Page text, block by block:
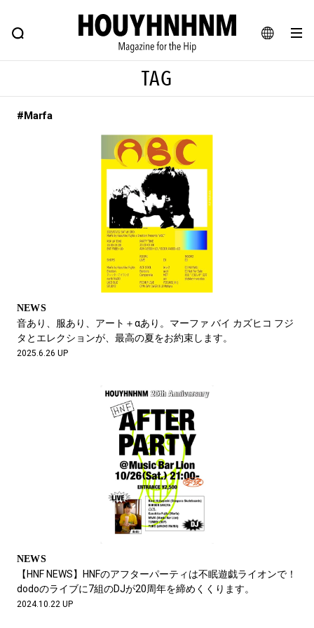
JA
FEATURE BLOG SNAP
ヒップなファッション、カルチャー、ライフスタイルWEBマガジン
#SHOPPING ADDICT #憧れの逸品
#古着サミット
#NEW VINTAGE #マイナーグッド図鑑
#路地裏てぃーん。 #MONTHLY JOURNAL
#GH 銘品の所以 #フイナムのYouTube
#FOCUS IT #AH.H
#FASHION #MUSIC
#LIFESTYLE
#SPORTS #HANDSOME HANDBOOK
TAG
#Marfa
NEWS
音あり、服あり、アート＋αあり。マーファ バイ カズヒコ フジ
タとエレクションが、最高の夏をお約束します。
2025.6.26 UP
NEWS
【HNF NEWS】HNFのアフターパーティは不眠遊戯ライオンで！
dodoのライブに7組のDJが20周年を締めくくります。
2024.10.22 UP